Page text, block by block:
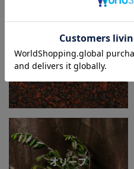
ルバーブ
＜ツヤ・キメ＞
オリーブ